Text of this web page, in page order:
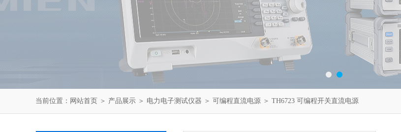
当前位置： 网站首页 ＞ 产品展示 ＞ 电力电子测试仪器 ＞ 可编程直流电源 ＞ TH6723 可编程开关直流电源